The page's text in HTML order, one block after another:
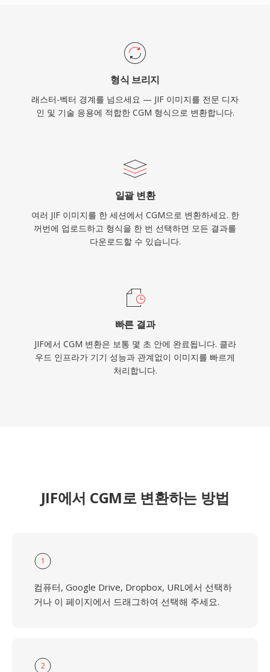
형식 브리지
래스터-벡터 경계를 넘으세요 — JIF 이미지를 전문 디자
인 및 기술 응용에 적합한 CGM 형식으로 변환합니다.
일괄 변환
여러 JIF 이미지를 한 세션에서 CGM으로 변환하세요. 한
꺼번에 업로드하고 형식을 한 번 선택하면 모든 결과를
다운로드할 수 있습니다.
빠른 결과
JIF에서 CGM 변환은 보통 몇 초 안에 완료됩니다. 클라
우드 인프라가 기기 성능과 관계없이 이미지를 빠르게
처리합니다.
JIF에서 CGM로 변환하는 방법
1
컴퓨터, Google Drive, Dropbox, URL에서 선택하
거나 이 페이지에서 드래그하여 선택해 주세요.
2